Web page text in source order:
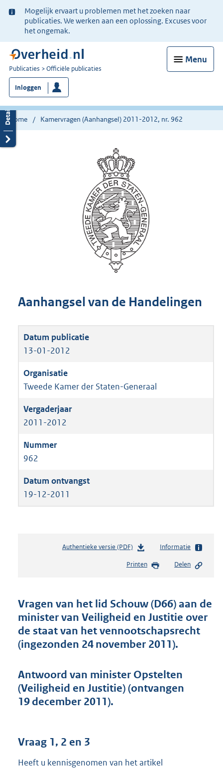
Ter
informatie:
Mogelijk ervaart u problemen met het zoeken naar
publicaties. We werken aan een oplossing. Excuses voor
het ongemak.
Menu
U
bent
nu
hier:
Publicaties Officiële publicaties
Inloggen
Home Kamervragen (Aanhangsel) 2011-2012, nr. 962
Aanhangsel van de Handelingen
13-01-2012
Tweede Kamer der Staten-Generaal
2011-2012
962
19-12-2011
Authentieke versie (PDF)b
s
d
s
g
r
t
e
Informatie
Printen Delen
Vragen van het lid Schouw (D66) aan de
minister van Veiligheid en Justitie over
de staat van het vennootschapsrecht
(ingezonden 24 november 2011).
Antwoord van minister Opstelten
(Veiligheid en Justitie) (ontvangen
19 december 2011).
Vraag 1, 2 en 3
Heeft u kennisgenomen van het artikel